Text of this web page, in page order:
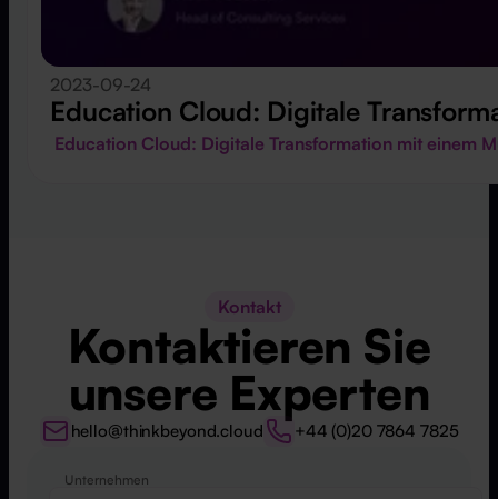
2023-09-24
Education Cloud: Digitale
Education Cloud: Digitale Transformation mit einem
Kontakt
Kontaktieren Sie
unsere Experten
hello@thinkbeyond.cloud +44 (0)20 7864 7825
Unternehmen